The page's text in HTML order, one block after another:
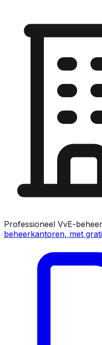
Professioneel VvE-
beheerkantoren, met